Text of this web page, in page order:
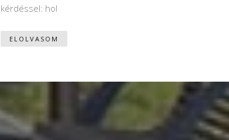
kérdéssel: hol
ELOLVASOM